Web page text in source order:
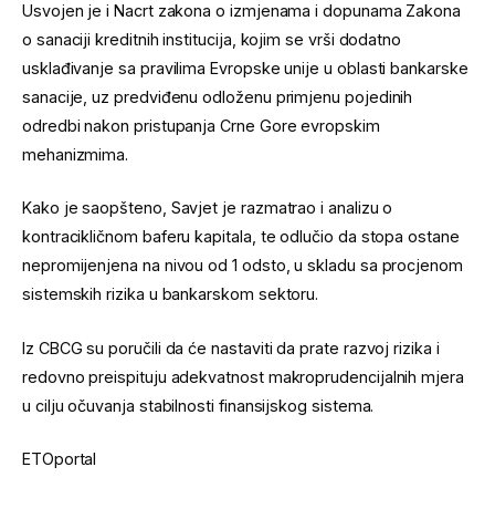
Usvojen je i Nacrt zakona o izmjenama i dopunama Zakona
o sanaciji kreditnih institucija, kojim se vrši dodatno
usklađivanje sa pravilima Evropske unije u oblasti bankarske
sanacije, uz predviđenu odloženu primjenu pojedinih
odredbi nakon pristupanja Crne Gore evropskim
mehanizmima.
Kako je saopšteno, Savjet je razmatrao i analizu o
kontracikličnom baferu kapitala, te odlučio da stopa ostane
nepromijenjena na nivou od 1 odsto, u skladu sa procjenom
sistemskih rizika u bankarskom sektoru.
Iz CBCG su poručili da će nastaviti da prate razvoj rizika i
redovno preispituju adekvatnost makroprudencijalnih mjera
u cilju očuvanja stabilnosti finansijskog sistema.
ETOportal